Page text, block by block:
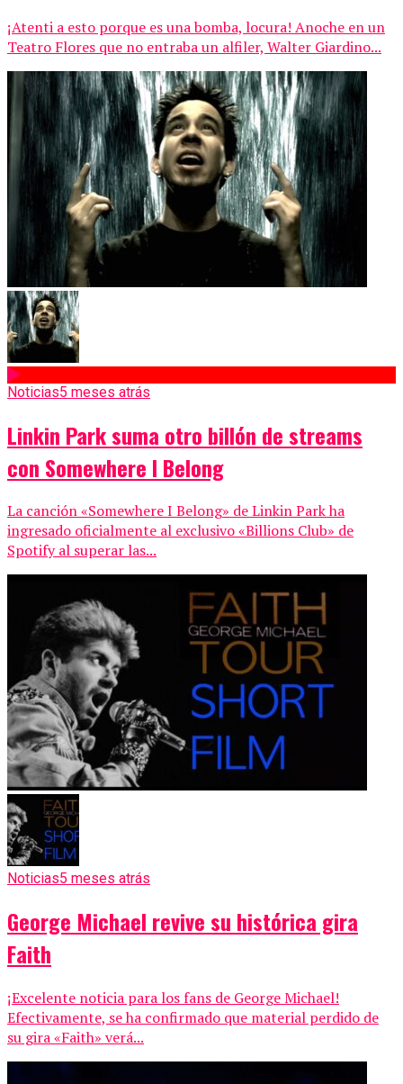
¡Atenti a esto porque es una bomba, locura! Anoche en un
Teatro Flores que no entraba un alfiler, Walter Giardino...
Noticias5 meses atrás
Linkin Park suma otro billón de streams
con Somewhere I Belong
La canción «Somewhere I Belong» de Linkin Park ha
ingresado oficialmente al exclusivo «Billions Club» de
Spotify al superar las...
Noticias5 meses atrás
George Michael revive su histórica gira
Faith
¡Excelente noticia para los fans de George Michael!
Efectivamente, se ha confirmado que material perdido de
su gira «Faith» verá...